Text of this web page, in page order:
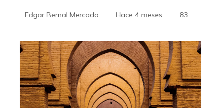
Edgar Bernal Mercado Hace 4 meses 83